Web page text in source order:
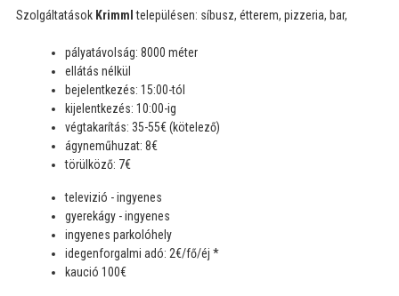
Szolgáltatások Krimml településen: síbusz, étterem, pizzeria, bar,
pályatávolság: 8000 méter
ellátás nélkül
bejelentkezés: 15:00-tól
kijelentkezés: 10:00-ig
végtakarítás: 35-55€ (kötelező)
ágyneműhuzat: 8€
törülköző: 7€
televizió - ingyenes
gyerekágy - ingyenes
ingyenes parkolóhely
idegenforgalmi adó: 2€/fő/éj *
kaució 100€